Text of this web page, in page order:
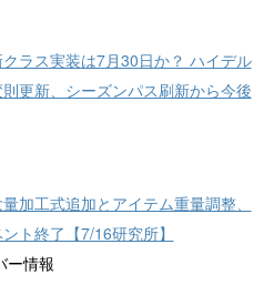
クラス実装は7月30日か？ ハイデル
更新、シーズンパス刷新から今後
量加工式追加とアイテム重量調整、
ト終了【7/16研究所】
ー情報